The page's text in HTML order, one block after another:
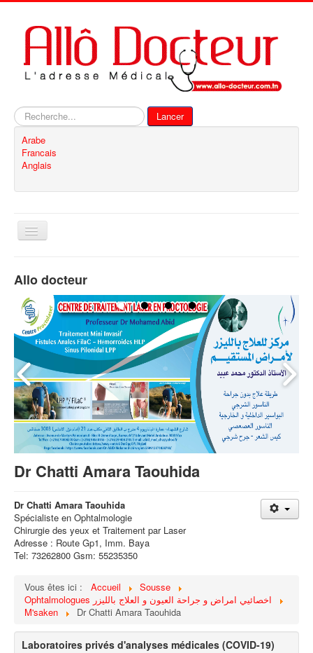
Rechercher
Lancer
Arabe
Francais
Anglais
Basculer
Contact
Allo docteur
Dr Chatti Amara Taouhida
Dr Chatti Amara Taouhida
Spécialiste en Ophtalmologie
Chirurgie des yeux et Traitement par Laser
Adresse : Route Gp1, Imm. Baya
Tel: 73262800 Gsm: 55235350
Vous êtes ici : Accueil
Sousse
Ophtalmologues اخصائيي امراض و جراحة العيون و العلاج بالليزر
M'saken
Dr Chatti Amara Taouhida
Laboratoires privés d'analyses médicales (COVID-19)